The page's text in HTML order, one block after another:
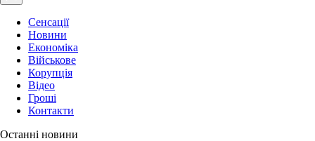
Сенсації
Новини
Економіка
Військове
Корупція
Відео
Гроші
Контакти
Останні новини